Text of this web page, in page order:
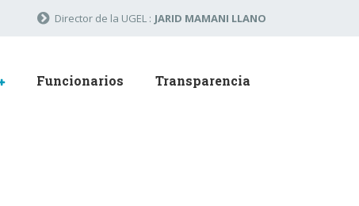
Director de la UGEL : JARID MAMANI LLANO
Funcionarios Transparencia